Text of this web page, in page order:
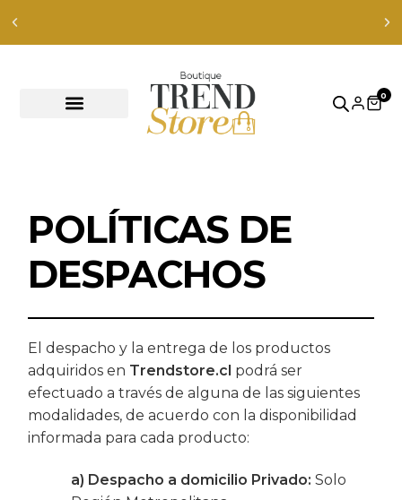
ver productos
0
POLÍTICAS DE
DESPACHOS
El despacho y la entrega de los productos
adquiridos en Trendstore.cl podrá ser
efectuado a través de alguna de las siguientes
modalidades, de acuerdo con la disponibilidad
informada para cada producto:
a) Despacho a domicilio Privado: Solo